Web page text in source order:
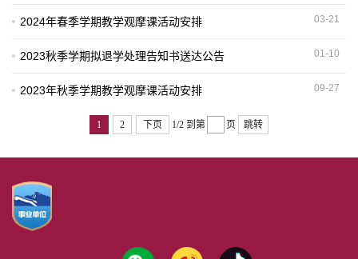
2024年春季学期教学观摩课活动安排 03-21
2023秋季学期拟退学处理告知书送达公告 01-10
2023年秋季学期教学观摩课活动安排 09-27
1 2 下页 1/2 到第 页 跳转